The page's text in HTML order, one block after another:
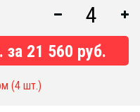
за 21 560 руб.
(4 шт.)